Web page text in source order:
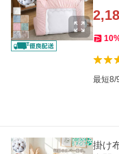
10
最短8/
掛け